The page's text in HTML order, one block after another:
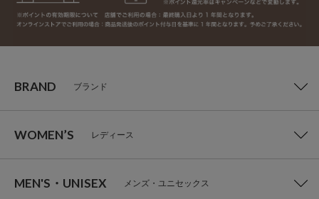
BRAND ブランド
WOMEN’S レディース
MEN'S・UNISEX メンズ・ユニセックス